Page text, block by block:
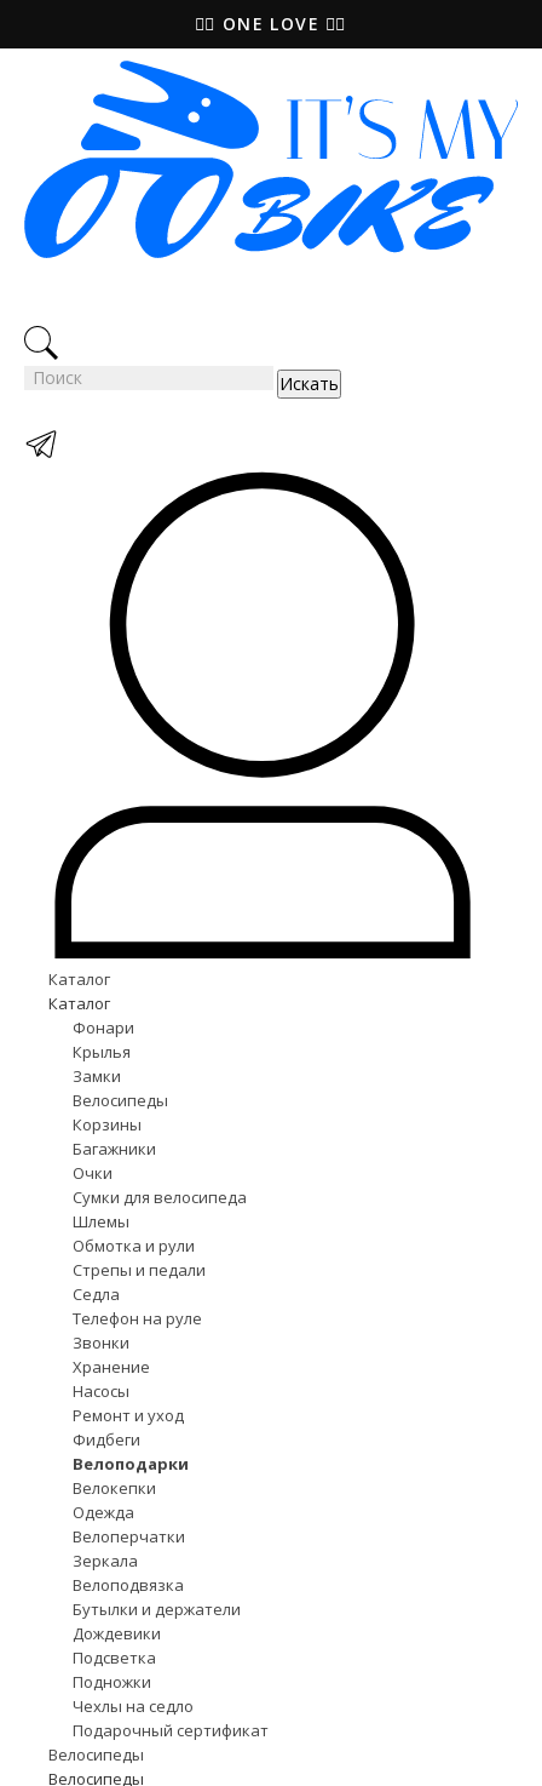
🚵‍♀️ ONE LOVE 🚴‍♀️
Искать
Каталог
Каталог
Фонари
Крылья
Замки
Велосипеды
Корзины
Багажники
Очки
Сумки для велосипеда
Шлемы
Обмотка и рули
Стрепы и педали
Седла
Телефон на руле
Звонки
Хранение
Насосы
Ремонт и уход
Фидбеги
Велоподарки
Велокепки
Одежда
Велоперчатки
Зеркала
Велоподвязка
Бутылки и держатели
Дождевики
Подсветка
Подножки
Чехлы на седло
Подарочный сертификат
Велосипеды
Велосипеды